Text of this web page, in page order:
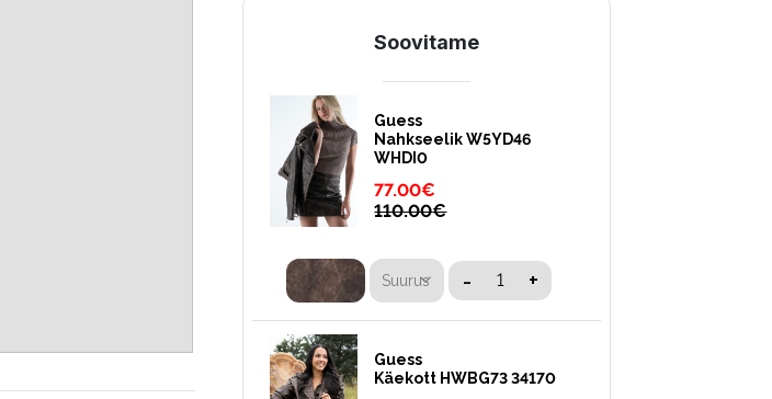
Soovitame
Guess
Nahkseelik W5YD46
WHDI0
77.00€
110.00€
Suurus - +
Guess
Käekott HWBG73 34170